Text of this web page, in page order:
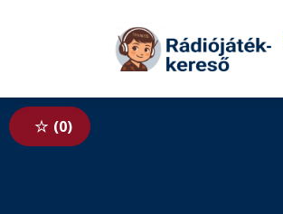
Tovább a tartalomhoz
0